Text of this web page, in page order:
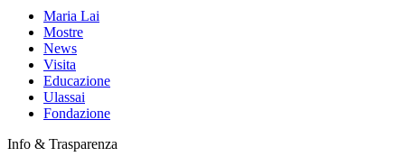
Maria Lai
Mostre
News
Visita
Educazione
Ulassai
Fondazione
Info & Trasparenza